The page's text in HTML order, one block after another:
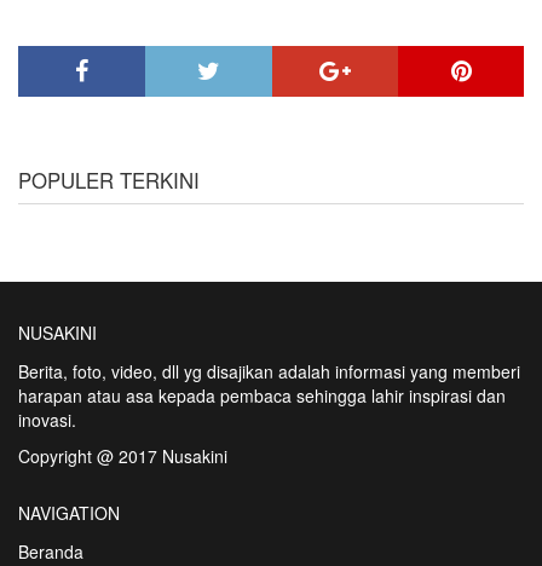
POPULER TERKINI
NUSAKINI
Berita, foto, video, dll yg disajikan adalah informasi yang memberi
harapan atau asa kepada pembaca sehingga lahir inspirasi dan
inovasi.
Copyright @ 2017 Nusakini
NAVIGATION
Beranda